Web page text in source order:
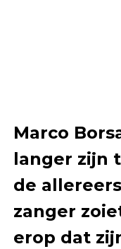
Marco
langer zijn
de
zanger
erop dat